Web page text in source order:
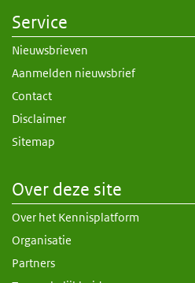
Service
Nieuwsbrieven
Aanmelden nieuwsbrief
Contact
Disclaimer
Sitemap
Over deze site
Over het Kennisplatform
Organisatie
Partners